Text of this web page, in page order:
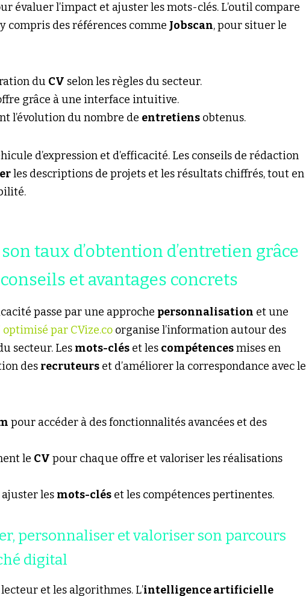
évaluer l’impact et ajuster les mots-clés. L’outil compare
compris des références comme Jobscan, pour situer le
du CV selon les règles du secteur.
grâce à une interface intuitive.
l’évolution du nombre de entretiens obtenus.
d’expression et d’efficacité. Les conseils de rédaction
les descriptions de projets et les résultats chiffrés, tout en
taux d’obtention d’entretien grâce
conseils et avantages concrets
passe par une approche personnalisation et une
optimisé par CVize.co organise l’information autour des
secteur. Les mots-clés et les compétences mises en
des recruteurs et d’améliorer la correspondance avec le
pour accéder à des fonctionnalités avancées et des
le CV
les mots-clés et les compétences pertinentes.
personnaliser et valoriser son parcours
digital
et les algorithmes. L’intelligence artificielle